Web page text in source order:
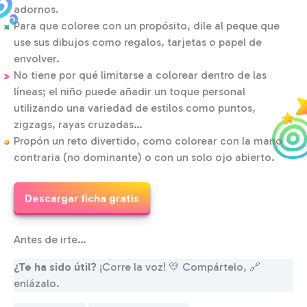
adornos.
Para que coloree con un propósito, dile al peque que
use sus dibujos como regalos, tarjetas o papel de
envolver.
No tiene por qué limitarse a colorear dentro de las
líneas; el niño puede añadir un toque personal
utilizando una variedad de estilos como puntos,
zigzags, rayas cruzadas…
Propón un reto divertido, como colorear con la mano
contraria (no dominante) o con un solo ojo abierto.
Descargar ficha gratis
Antes de irte…
¿Te ha sido útil? ¡Corre la voz! 💛 Compártelo, 🔗
enlázalo.